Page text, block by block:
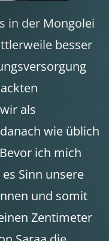
in der Mongolei
besser
als
wie üblich
ich mich
Sinn unsere
und somit
Zentimeter